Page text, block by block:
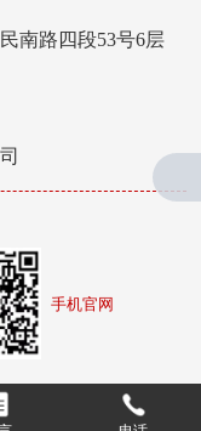
南路四段53号6层
手机官网